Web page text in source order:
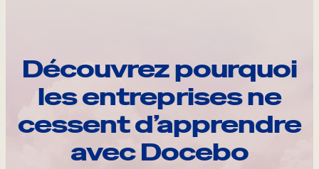
Découvrez pourquoi
les entreprises ne
cessent d’apprendre
avec Docebo